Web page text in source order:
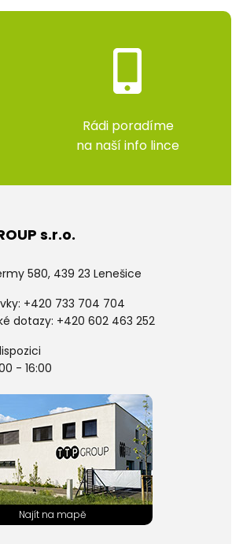
Rádi poradíme
na naší info lince
s.r.o.
580, 439 23 Lenešice
+420 733 704 704
dotazy: +420 602 463 252
- 16:00